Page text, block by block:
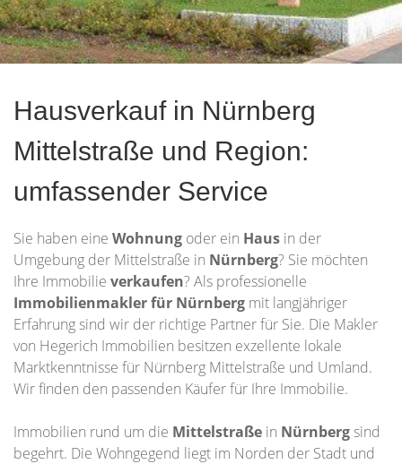
Hausverkauf in Nürnberg
Mittelstraße und Region:
umfassender Service
Sie haben eine Wohnung oder ein Haus in der
Umgebung der Mittelstraße in Nürnberg? Sie möchten
Ihre Immobilie verkaufen? Als professionelle
Immobilienmakler für Nürnberg mit langjähriger
Erfahrung sind wir der richtige Partner für Sie. Die Makler
von Hegerich Immobilien besitzen exzellente lokale
Marktkenntnisse für Nürnberg Mittelstraße und Umland.
Wir finden den passenden Käufer für Ihre Immobilie.
Immobilien rund um die Mittelstraße in Nürnbergsind
begehrt. Die Wohngegend liegt im Norden der Stadt und